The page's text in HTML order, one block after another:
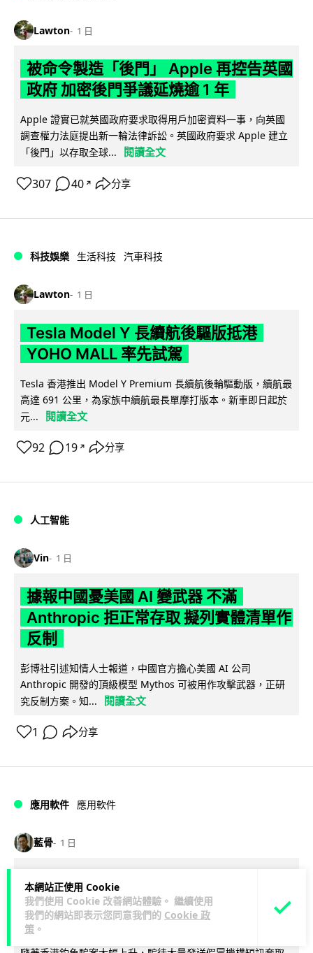
本網站正使用 Cookie
我們使用 Cookie 改善網站體驗。 繼續使用
我們的網站即表示您同意我們的 Cookie 政
策 。
Lawton 1 日
被命令製造「後門」 Apple 再控告英國
政府 加密後門爭議延燒逾 1 年
Apple 證實已就英國政府要求取得用戶加密資料一事，向英國
調查權力法庭提出新一輪法律訴訟。英國政府要求 Apple 建立
「後門」以存取全球...
閱讀全文
307 40 ↗ 分享
科技娛樂 生活科技 汽車科技
Lawton 1 日
Tesla Model Y 長續航後驅版抵港
YOHO MALL 率先試駕
Tesla 香港推出 Model Y Premium 長續航後輪驅動版，續航最
高達 691 公里，為家族中續航最長單摩打版本。新車即日起於
元...
閱讀全文
92 19 ↗ 分享
人工智能
Vin 1 日
據報中國憂美國 AI 變武器 不滿
Anthropic 拒正常存取 擬列實體清單作
反制
彭博社引述知情人士報道，中國官方擔心美國 AI 公司
Anthropic 開發的頂級模型 Mythos 可被用作攻擊武器，正研
究反制方案。知...
閱讀全文
1 分享
應用軟件 應用軟件
藍骨 1 日
詐騙短訊源源不絕背後是個人資料外
洩 Surfshark Antiscam Hub 由源頭
減少數據曝光